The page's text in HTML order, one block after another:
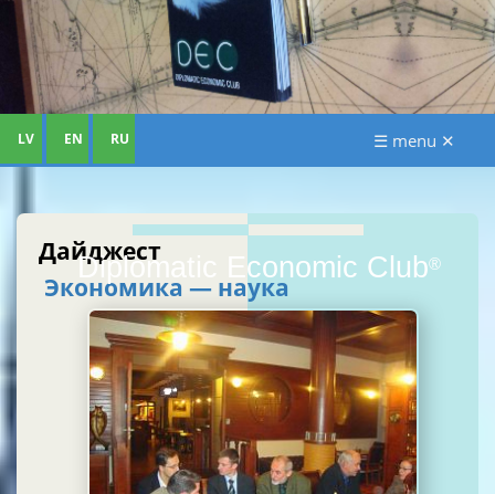
Diplomatic Economic Club®
LV EN RU ☰ menu ✕
Дайджест
Экономика — наука